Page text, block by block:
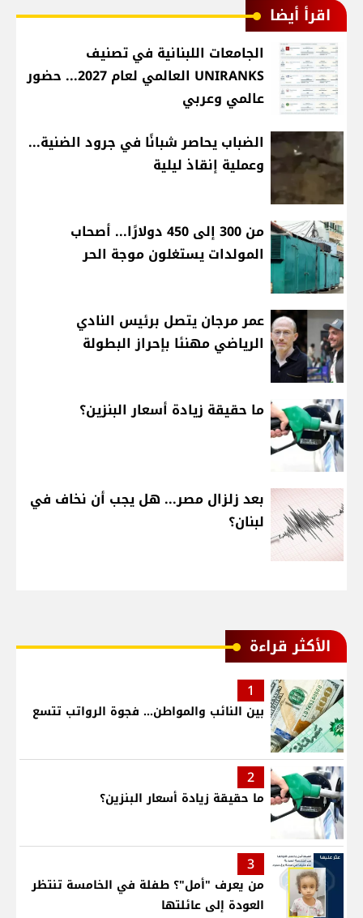
اقرأ أيضا
الجامعات اللبنانية في تصنيف
UNIRANKS العالمي لعام 2027... حضور
عالمي وعربي
الضباب يحاصر شبانًا في جرود الضنية...
وعملية إنقاذ ليلية
من 300 إلى 450 دولارًا... أصحاب
المولدات يستغلون موجة الحر
عمر مرجان يتصل برئيس النادي
الرياضي مهنئا بإحراز البطولة
ما حقيقة زيادة أسعار البنزين؟
بعد زلزال مصر... هل يجب أن نخاف في
لبنان؟
الأكثر قراءة
1
بين النائب والمواطن... فجوة الرواتب تتسع
2
ما حقيقة زيادة أسعار البنزين؟
3
من يعرف "أمل"؟ طفلة في الخامسة تنتظر
العودة إلى عائلتها